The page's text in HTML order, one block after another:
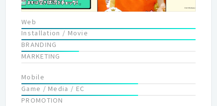
Web
Installation / Movie
BRANDING
MARKETING
Mobile
Game / Media / EC
PROMOTION